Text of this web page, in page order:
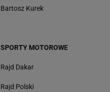
Bartosz Kurek
SPORTY MOTOROWE
Rajd Dakar
Rajd Polski